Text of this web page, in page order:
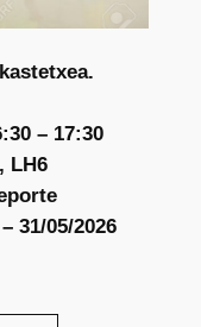
– 17:30
LH6
31/05/2026